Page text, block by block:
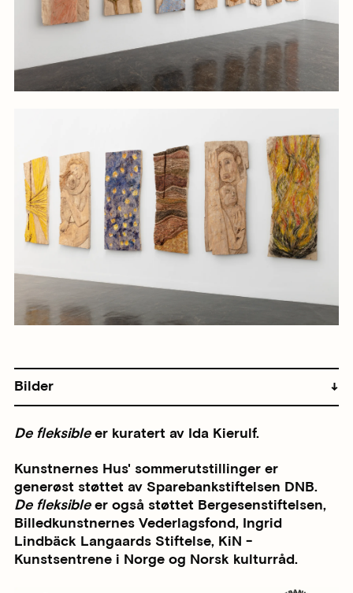
Bilder
De fleksibleer kuratert av Ida Kierulf.
Kunstnernes Hus' sommerutstillinger er
generøst støttet av Sparebankstiftelsen DNB.
De fleksibleer også støttet Bergesenstiftelsen,
Billedkunstnernes Vederlagsfond, Ingrid
Lindbäck Langaards Stiftelse, KiN -
Kunstsentrene i Norge og Norsk kulturråd.